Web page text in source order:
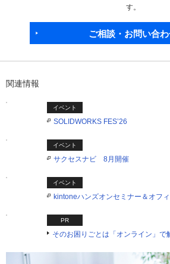
す。
ご相談・お問い合
関連情報
イベント
SOLIDWORKS FES’26
イベント
サクセスナビ 8月開催
イベント
kintoneハンズオンセミナー＆オフ
PR
そのお困りごとは「オンライン」で